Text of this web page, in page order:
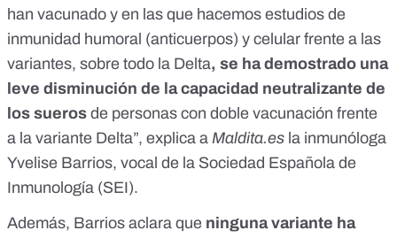
han vacunado y en las que hacemos estudios de
inmunidad humoral (anticuerpos) y celular frente a las
variantes, sobre todo la Delta, se ha demostrado una
leve disminución de la capacidad neutralizante de
los sueros de personas con doble vacunación frente
a la variante Delta”, explica a Maldita.es la inmunóloga
Yvelise Barrios, vocal de la Sociedad Española de
Inmunología (SEI).
Además, Barrios aclara que ninguna variante ha